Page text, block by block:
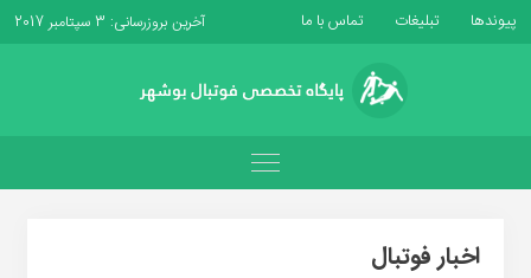
پیوندها تبلیغات تماس با ما آخرین بروزرسانی: 3 سپتامبر 2017
اخبار فوتبال